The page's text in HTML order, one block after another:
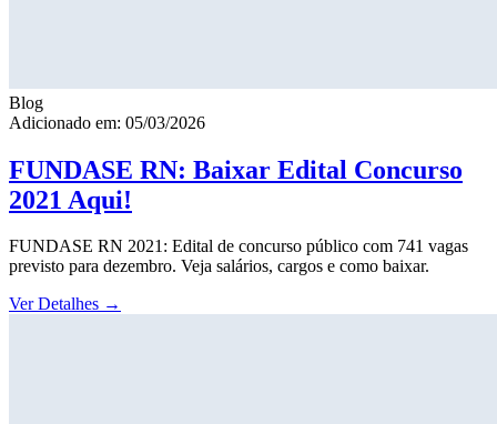
Blog
Adicionado em: 05/03/2026
FUNDASE RN: Baixar Edital Concurso
2021 Aqui!
FUNDASE RN 2021: Edital de concurso público com 741 vagas
previsto para dezembro. Veja salários, cargos e como baixar.
Ver Detalhes →